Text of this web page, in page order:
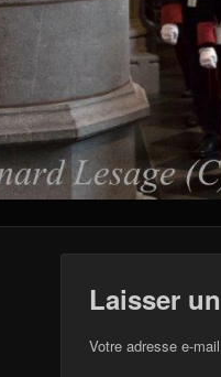
Laisser
Votre adresse e-